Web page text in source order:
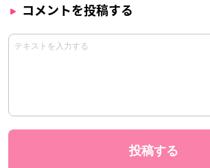
コメントを投稿する